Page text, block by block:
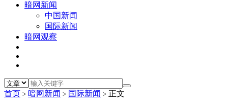
暗网新闻
中国新闻
国际新闻
暗网观察
首页 > 暗网新闻 > 国际新闻 > 正文